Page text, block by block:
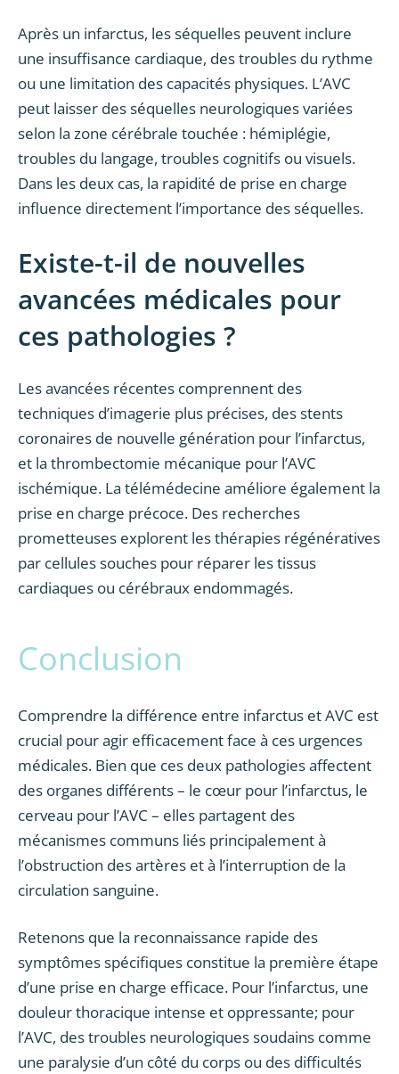
Après un infarctus, les séquelles peuvent inclure
une insuffisance cardiaque, des troubles du rythme
ou une limitation des capacités physiques. L’AVC
peut laisser des séquelles neurologiques variées
selon la zone cérébrale touchée : hémiplégie,
troubles du langage, troubles cognitifs ou visuels.
Dans les deux cas, la rapidité de prise en charge
influence directement l’importance des séquelles.
Existe-t-il de nouvelles
avancées médicales pour
ces pathologies ?
Les avancées récentes comprennent des
techniques d’imagerie plus précises, des stents
coronaires de nouvelle génération pour l’infarctus,
et la thrombectomie mécanique pour l’AVC
ischémique. La télémédecine améliore également la
prise en charge précoce. Des recherches
prometteuses explorent les thérapies régénératives
par cellules souches pour réparer les tissus
cardiaques ou cérébraux endommagés.
Conclusion
Comprendre la différence entre infarctus et AVC est
crucial pour agir efficacement face à ces urgences
médicales. Bien que ces deux pathologies affectent
des organes différents – le cœur pour l’infarctus, le
cerveau pour l’AVC – elles partagent des
mécanismes communs liés principalement à
l’obstruction des artères et à l’interruption de la
circulation sanguine.
Retenons que la reconnaissance rapide des
symptômes spécifiques constitue la première étape
d’une prise en charge efficace. Pour l’infarctus, une
douleur thoracique intense et oppressante; pour
l’AVC, des troubles neurologiques soudains comme
une paralysie d’un côté du corps ou des difficultés